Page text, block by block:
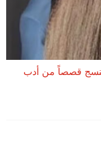
تنسج قصصاً من أدب